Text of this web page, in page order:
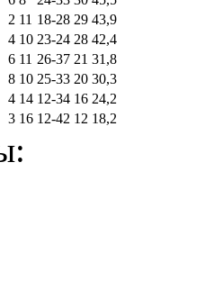
2 11 18‑28 29 43,9
4 10 23‑24 28 42,4
6 11 26‑37 21 31,8
8 10 25‑33 20 30,3
4 14 12‑34 16 24,2
3 16 12‑42 12 18,2